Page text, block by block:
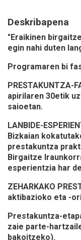
Deskribapena
"Eraikinen
egin nahi duten
Programaren bi
PRESTAKUNTZA-
apirilaren 30etik
saioetan.
LANBIDE-
Bizkaian
prestakuntza
Birgaitze
esperientzia har
ZEHARKAKO
aktibazioko eta -
Prestakuntza-
zaie parte-
bakoitzeko).